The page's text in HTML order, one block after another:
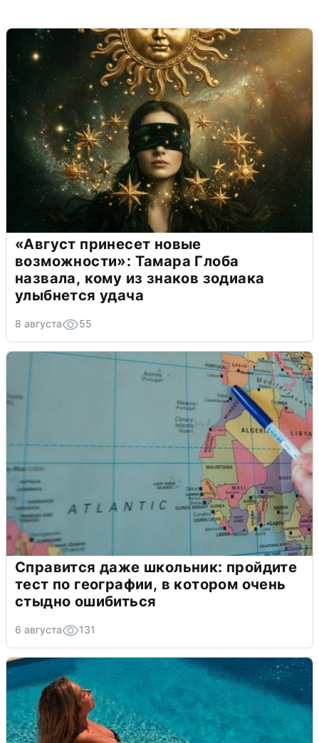
«Август принесет новые
возможности»: Тамара Глоба
назвала, кому из знаков зодиака
улыбнется удача
8 августа 55
Справится даже школьник: пройдите
тест по географии, в котором очень
стыдно ошибиться
6 августа 131